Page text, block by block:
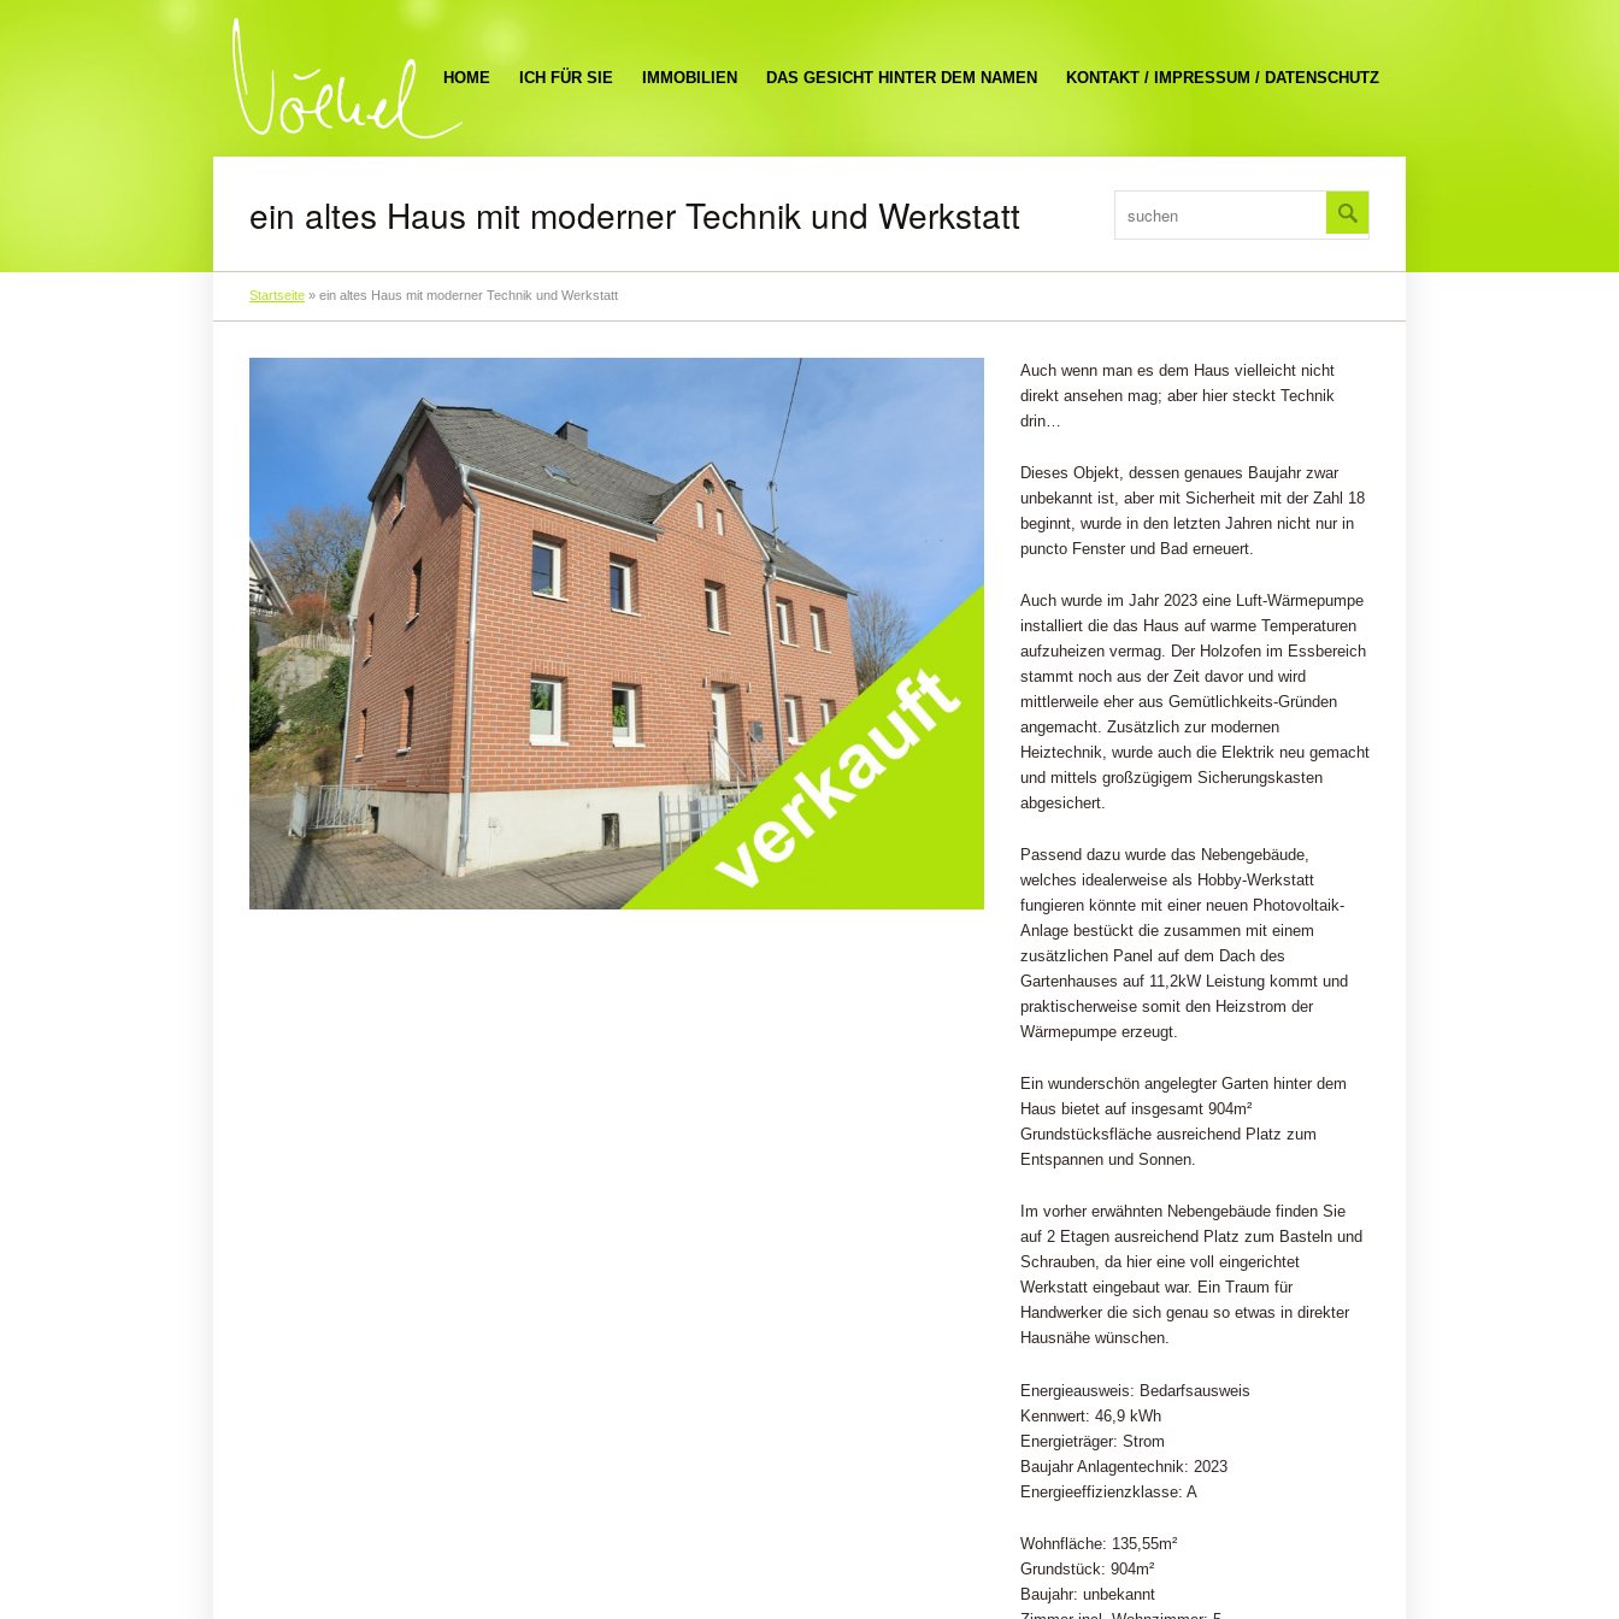
HOME ICH FÜR SIE IMMOBILIEN DAS GESICHT HINTER DEM NAMEN KONTAKT / IMPRESSUM / DATENSCHUTZ
ein altes Haus mit moderner Technik und Werkstatt
Startseite » ein altes Haus mit moderner Technik und Werkstatt
Auch wenn man es dem Haus vielleicht nicht
direkt ansehen mag; aber hier steckt Technik
drin…
Dieses Objekt, dessen genaues Baujahr zwar
unbekannt ist, aber mit Sicherheit mit der Zahl 18
beginnt, wurde in den letzten Jahren nicht nur in
puncto Fenster und Bad erneuert.
Auch wurde im Jahr 2023 eine Luft-Wärmepumpe
installiert die das Haus auf warme Temperaturen
aufzuheizen vermag. Der Holzofen im Essbereich
stammt noch aus der Zeit davor und wird
mittlerweile eher aus Gemütlichkeits-Gründen
angemacht. Zusätzlich zur modernen
Heiztechnik, wurde auch die Elektrik neu gemacht
und mittels großzügigem Sicherungskasten
abgesichert.
Passend dazu wurde das Nebengebäude,
welches idealerweise als Hobby-Werkstatt
fungieren könnte mit einer neuen Photovoltaik-
Anlage bestückt die zusammen mit einem
zusätzlichen Panel auf dem Dach des
Gartenhauses auf 11,2kW Leistung kommt und
praktischerweise somit den Heizstrom der
Wärmepumpe erzeugt.
Ein wunderschön angelegter Garten hinter dem
Haus bietet auf insgesamt 904m²
Grundstücksfläche ausreichend Platz zum
Entspannen und Sonnen.
Im vorher erwähnten Nebengebäude finden Sie
auf 2 Etagen ausreichend Platz zum Basteln und
Schrauben, da hier eine voll eingerichtet
Werkstatt eingebaut war. Ein Traum für
Handwerker die sich genau so etwas in direkter
Hausnähe wünschen.
Energieausweis: Bedarfsausweis
Kennwert: 46,9 kWh
Energieträger: Strom
Baujahr Anlagentechnik: 2023
Energieeffizienzklasse: A
Wohnfläche: 135,55m²
Grundstück: 904m²
Baujahr: unbekannt